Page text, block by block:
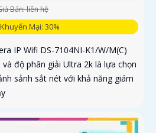
Bán: liên hệ
Mại: 30%
IP Wifi DS-7104NI-K1/W/M(C)
độ phân giải Ultra 2k là lựa chọn
sảnh sắt nét với khả năng giám